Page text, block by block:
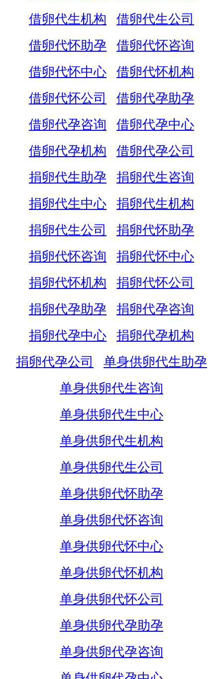
借卵代生机构
借卵代生公司
借卵代怀助孕
借卵代怀咨询
借卵代怀中心
借卵代怀机构
借卵代怀公司
借卵代孕助孕
借卵代孕咨询
借卵代孕中心
借卵代孕机构
借卵代孕公司
捐卵代生助孕
捐卵代生咨询
捐卵代生中心
捐卵代生机构
捐卵代生公司
捐卵代怀助孕
捐卵代怀咨询
捐卵代怀中心
捐卵代怀机构
捐卵代怀公司
捐卵代孕助孕
捐卵代孕咨询
捐卵代孕中心
捐卵代孕机构
捐卵代孕公司
单身供卵代生助孕
单身供卵代生咨询
单身供卵代生中心
单身供卵代生机构
单身供卵代生公司
单身供卵代怀助孕
单身供卵代怀咨询
单身供卵代怀中心
单身供卵代怀机构
单身供卵代怀公司
单身供卵代孕助孕
单身供卵代孕咨询